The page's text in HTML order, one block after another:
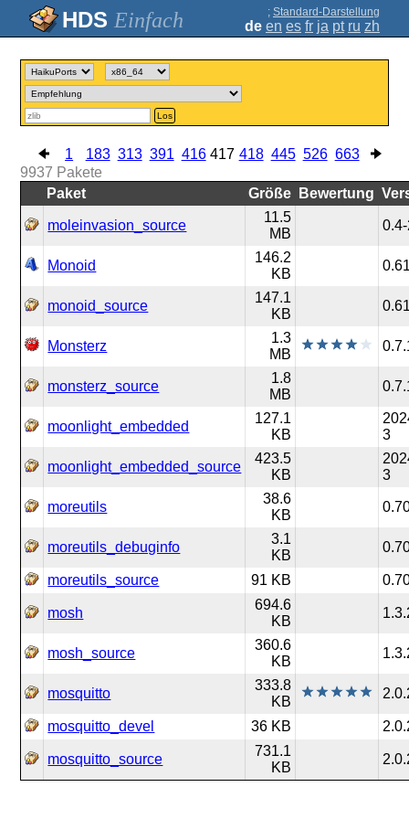
Einfach ; Standard-Darstellung
de en es fr ja pt ru zh
Los
1 183 313 391 416 417 418 445 526 663
9937 Pakete
Paket
Größe Bewertung
moleinvasion_source
11.5
MB
Monoid
146.2
KB
monoid_source
147.1
KB
Monsterz
1.3
MB
monsterz_source
1.8
MB
moonlight_embedded
127.1
KB
3
moonlight_embedded_source
423.5
KB
3
moreutils
38.6
KB
moreutils_debuginfo
3.1
KB
moreutils_source 91 KB
mosh
694.6
KB
mosh_source
360.6
KB
mosquitto
333.8
KB
mosquitto_devel 36 KB
mosquitto_source
731.1
KB